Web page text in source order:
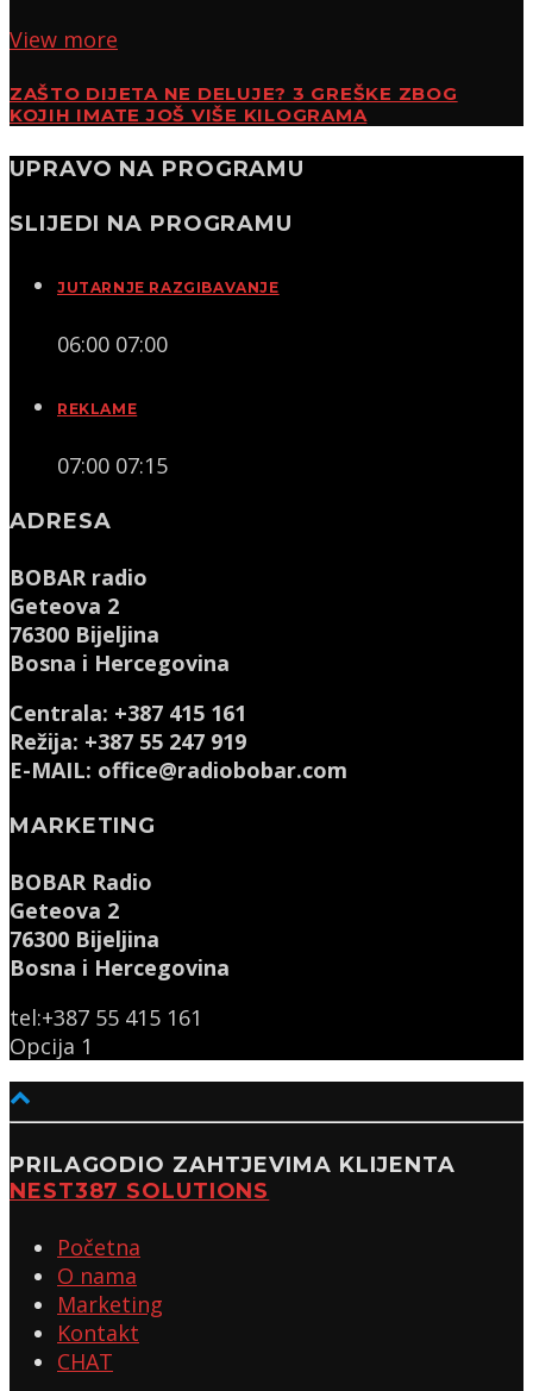
View more
ZAŠTO DIJETA NE DELUJE? 3 GREŠKE ZBOG
KOJIH IMATE JOŠ VIŠE KILOGRAMA
UPRAVO NA PROGRAMU
SLIJEDI NA PROGRAMU
JUTARNJE RAZGIBAVANJE
06:00 07:00
REKLAME
07:00 07:15
ADRESA
BOBAR radio
Geteova 2
76300 Bijeljina
Bosna i Hercegovina
Centrala: +387 415 161
Režija: +387 55 247 919
E-MAIL: office@radiobobar.com
MARKETING
BOBAR Radio
Geteova 2
76300 Bijeljina
Bosna i Hercegovina
tel:+387 55 415 161
Opcija 1
PRILAGODIO ZAHTJEVIMA KLIJENTA
NEST387 SOLUTIONS
Početna
O nama
Marketing
Kontakt
CHAT